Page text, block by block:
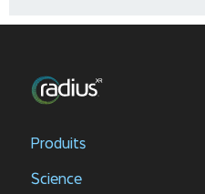
Produits
Science